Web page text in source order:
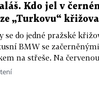
Kdo jel v
„Turkovu“
se do jedné pražské
BMW se
na střeše. Na